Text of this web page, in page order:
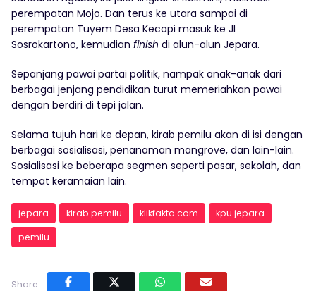
perempatan Mojo. Dan terus ke utara sampai di
perempatan Tuyem Desa Kecapi masuk ke Jl
Sosrokartono, kemudian finish di alun-alun Jepara.
Sepanjang pawai partai politik, nampak anak-anak dari
berbagai jenjang pendidikan turut memeriahkan pawai
dengan berdiri di tepi jalan.
Selama tujuh hari ke depan, kirab pemilu akan di isi dengan
berbagai sosialisasi, penanaman mangrove, dan lain-lain.
Sosialisasi ke beberapa segmen seperti pasar, sekolah, dan
tempat keramaian lain.
jepara kirab pemilu klikfakta.com
kpu jepara
pemilu
Share: